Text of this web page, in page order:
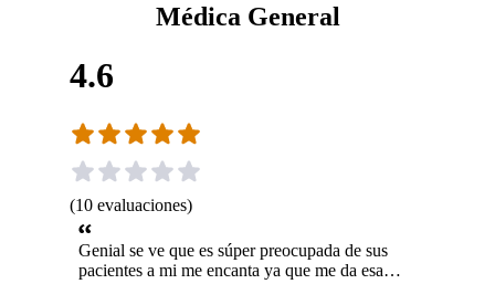
Médica General
4.6
(10 evaluaciones)
Genial se ve que es súper preocupada de sus
pacientes a mi me encanta ya que me da esa